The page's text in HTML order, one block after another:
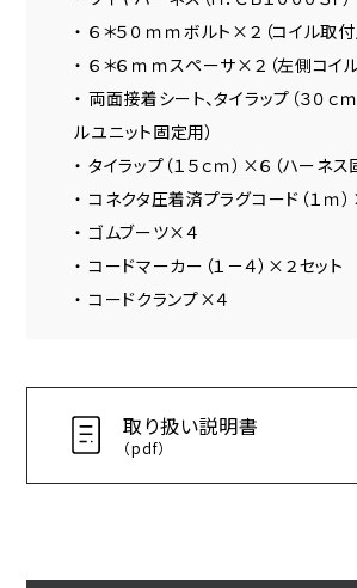
・ ６＊５０ｍｍボルト×２（コイル取付
・ ６＊６ｍｍスペーサ×２（左側コイ
・ 両面接着シート、タイラップ（３０ｃ
ルユニット固定用）
・ タイラップ（１５ｃｍ）×６（ハーネス
・ コネクタ圧着済プラグコード（１ｍ
・ ゴムブーツ×４
・ コードマーカー（１－４）×２セット
・ コードクランプ×４
取り扱い説明書
（pdf）